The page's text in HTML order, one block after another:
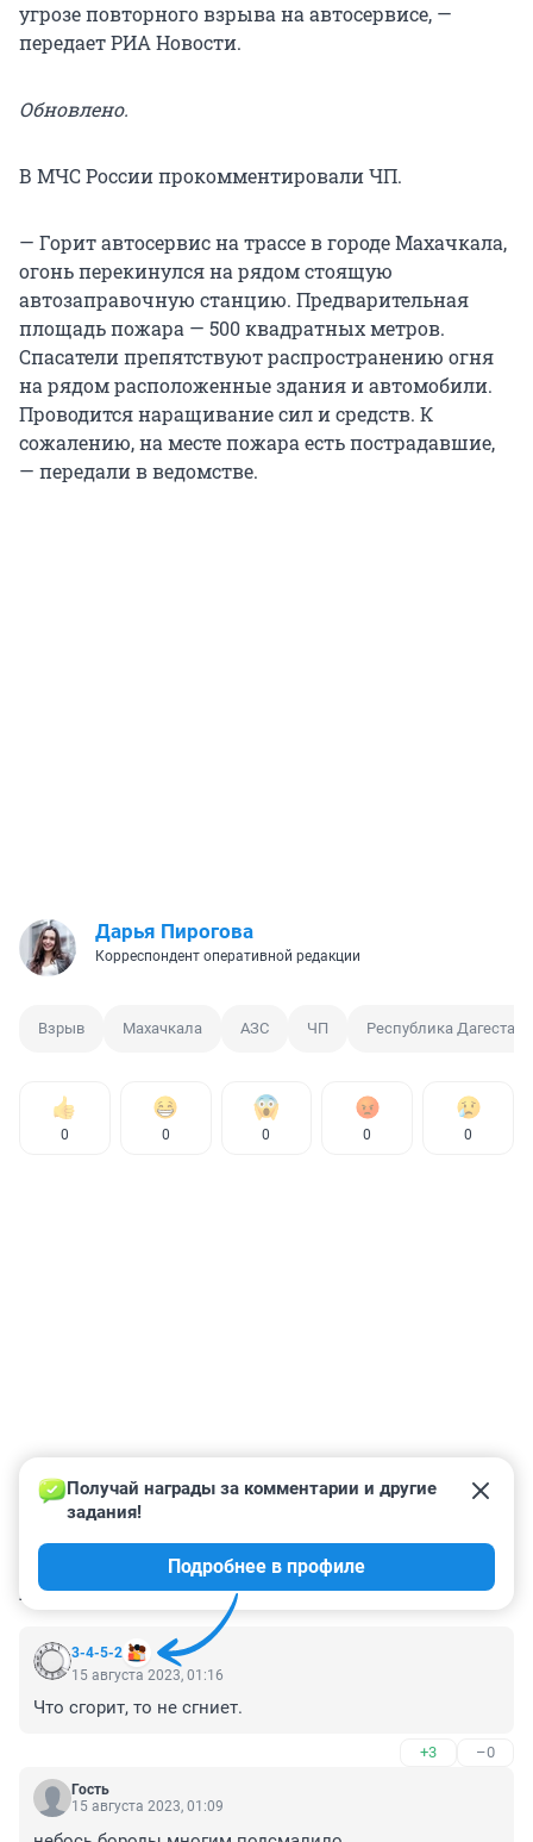
угрозе повторного взрыва на автосервисе, —
передает РИА Новости.
Обновлено.
В МЧС России прокомментировали ЧП.
— Горит автосервис на трассе в городе Махачкала,
огонь перекинулся на рядом стоящую
автозаправочную станцию. Предварительная
площадь пожара — 500 квадратных метров.
Спасатели препятствуют распространению огня
на рядом расположенные здания и автомобили.
Проводится наращивание сил и средств. К
сожалению, на месте пожара есть пострадавшие,
— передали в ведомстве.
Дарья Пирогова
Корреспондент оперативной редакции
Взрыв Махачкала АЗС ЧП Республика Дагестан
0 0 0 0 0
КОММЕНТАРИИ 4
3-4-5-2
Получай награды за комментарии и другие
задания!
Подробнее в профиле
15 августа 2023, 01:16
Что сгорит, то не сгниет.
+3 –0
Гость
15 августа 2023, 01:09